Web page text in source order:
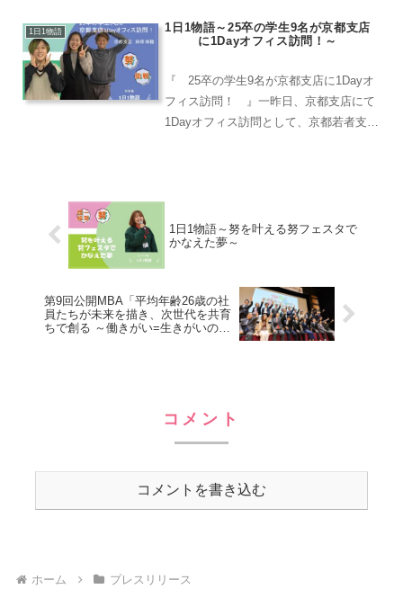
ービスを開始しました。
1日1物語
1日1物語～25卒の学生9名が京都支店
に1Dayオフィス訪問！～
『 25卒の学生9名が京都支店に1Dayオ
フィス訪問！ 』一昨日、京都支店にて
1Dayオフィス訪問として、京都若者支援
しいですし、...
1日1物語～努を叶える努フェスタで
かなえた夢～
第9回公開MBA「平均年齢26歳の社
員たちが未来を描き、次世代を共育
ちで創る ～働きがい=生きがいのあ
コメント
コメントを書き込む
ホーム プレスリリース